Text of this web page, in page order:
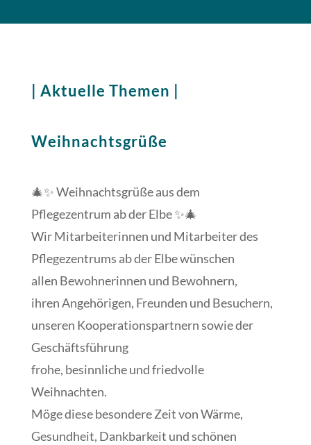
| Aktuelle Themen |
Weihnachtsgrüße
🎄✨ Weihnachtsgrüße aus dem
Pflegezentrum ab der Elbe ✨🎄
Wir Mitarbeiterinnen und Mitarbeiter des
Pflegezentrums ab der Elbe wünschen
allen Bewohnerinnen und Bewohnern,
ihren Angehörigen, Freunden und Besuchern,
unseren Kooperationspartnern sowie der
Geschäftsführung
frohe, besinnliche und friedvolle
Weihnachten.
Möge diese besondere Zeit von Wärme,
Gesundheit, Dankbarkeit und schönen